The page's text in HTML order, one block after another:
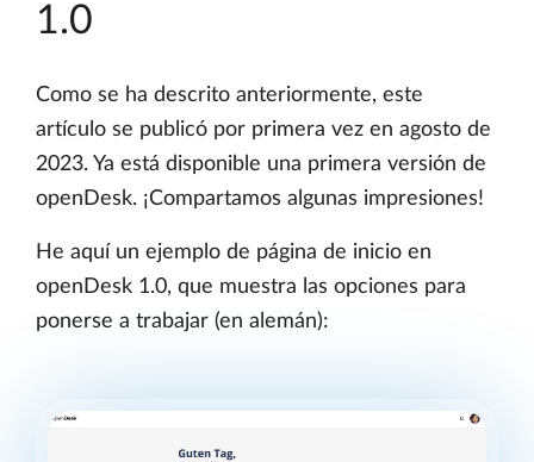
1.0
Como se ha descrito anteriormente, este
artículo se publicó por primera vez en agosto de
2023. Ya está disponible una primera versión de
openDesk. ¡Compartamos algunas impresiones!
He aquí un ejemplo de página de inicio en
openDesk 1.0, que muestra las opciones para
ponerse a trabajar (en alemán):